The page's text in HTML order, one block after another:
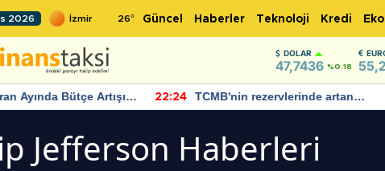
2026 26° Güncel Haberler Teknoloji Kredi
DOLAR
47,7436 %0.18
Ayında Bütçe Artışı
22:24
TCMB'nin rezervlerinde artan
momentum devam ediyor
Jefferson Haberleri